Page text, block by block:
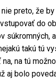
preto, že
do
súkromných,
takú tú
na tú
aj bolo